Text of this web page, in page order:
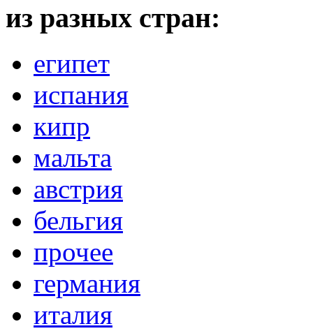
из разных стран:
египет
испания
кипр
мальта
австрия
бельгия
прочее
германия
италия